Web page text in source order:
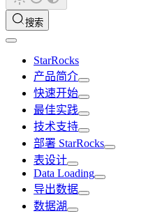
搜索
StarRocks
产品简介
快速开始
最佳实践
技术支持
部署 StarRocks
表设计
Data Loading
导出数据
数据湖